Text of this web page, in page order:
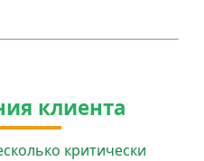
клиента
критически